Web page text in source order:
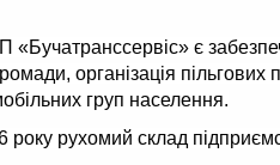
«Бучатранссервіс» є
організація
груп населення.
рухомий склад